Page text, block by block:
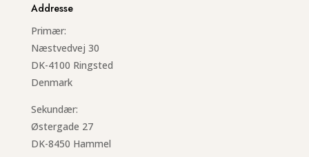
Addresse
Primær:
Næstvedvej 30
DK-4100 Ringsted
Denmark
Sekundær:
Østergade 27
DK-8450 Hammel